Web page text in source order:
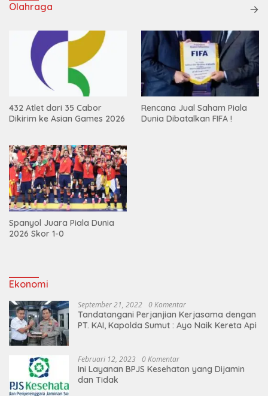
Olahraga
432 Atlet dari 35 Cabor
Dikirim ke Asian Games 2026
Rencana Jual Saham Piala
Dunia Dibatalkan FIFA !
Spanyol Juara Piala Dunia
2026 Skor 1-0
Ekonomi
September 21, 2022 0 Komentar
Tandatangani Perjanjian Kerjasama dengan
PT. KAI, Kapolda Sumut : Ayo Naik Kereta Api
Februari 12, 2023 0 Komentar
Ini Layanan BPJS Kesehatan yang Dijamin
dan Tidak